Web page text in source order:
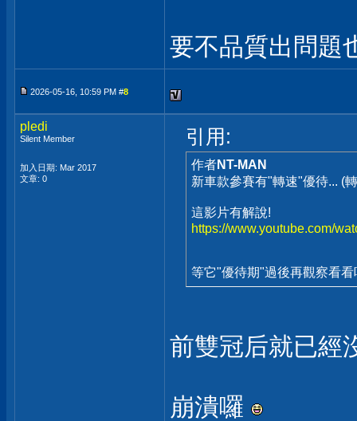
要不品質出問題
2026-05-16, 10:59 PM #8
pledi
Silent Member
加入日期: Mar 2017
文章: 0
引用:
作者NT-MAN
新車款參賽有"轉速"優待... (
這影片有解說!
https://www.youtube.com/
等它"優待期"過後再觀察看看
前雙冠后就已經
崩潰囉